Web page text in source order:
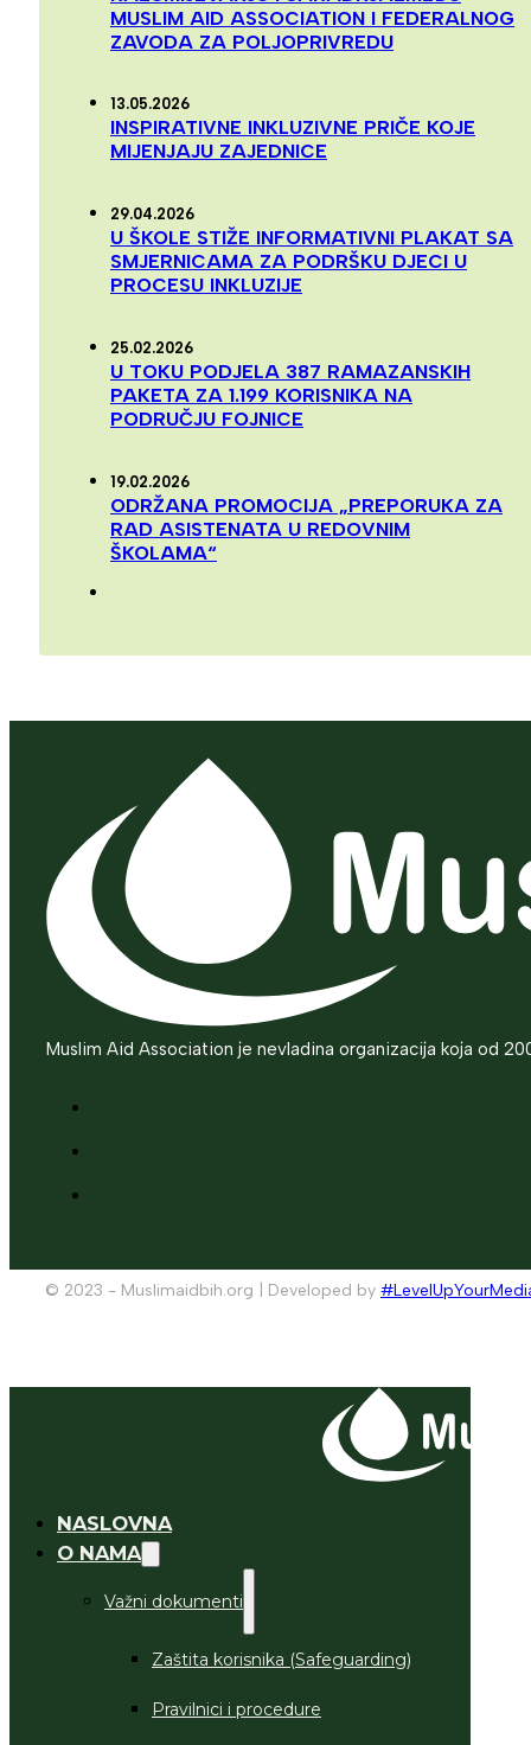
MUSLIM AID ASSOCIATION I FEDERALNOG
ZAVODA ZA POLJOPRIVREDU
13.05.2026
INSPIRATIVNE INKLUZIVNE PRIČE KOJE
MIJENJAJU ZAJEDNICE
29.04.2026
U ŠKOLE STIŽE INFORMATIVNI PLAKAT SA
SMJERNICAMA ZA PODRŠKU DJECI U
PROCESU INKLUZIJE
25.02.2026
U TOKU PODJELA 387 RAMAZANSKIH
PAKETA ZA 1.199 KORISNIKA NA
PODRUČJU FOJNICE
19.02.2026
ODRŽANA PROMOCIJA „PREPORUKA ZA
RAD ASISTENATA U REDOVNIM
ŠKOLAMA“
Muslim Aid Association je nevladina organizacija koja od
© 2023 - Muslimaidbih.org | Developed by
NASLOVNA
O NAMA
Važni dokumenti
Zaštita korisnika (Safeguarding)
Pravilnici i procedure